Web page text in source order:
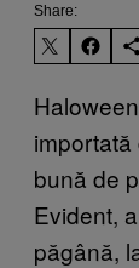
Share:
bună de
Evident,
păgână,